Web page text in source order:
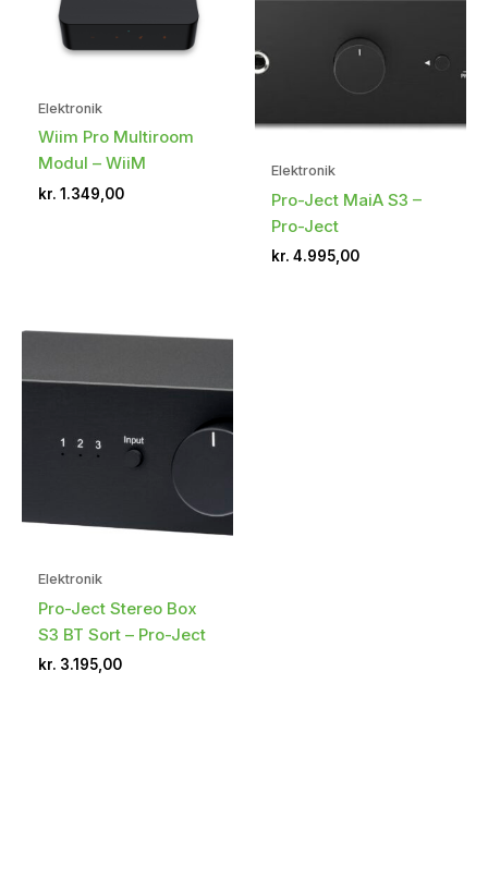
Elektronik
Wiim Pro Multiroom
Modul – WiiM
kr. 1.349,00
Elektronik
Pro-Ject MaiA S3 –
Pro-Ject
kr. 4.995,00
Elektronik
Pro-Ject Stereo Box
S3 BT Sort – Pro-Ject
kr. 3.195,00